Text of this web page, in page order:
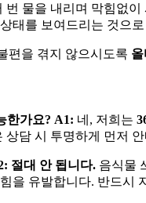
물을 내리며 막힘없
태를 보여드리는 것으
편을 겪지 않으시도록
한가요? A1: 네, 저희는
담 시 투명하게 먼저
절대 안 됩니다. 음식물
을 유발합니다. 반드시